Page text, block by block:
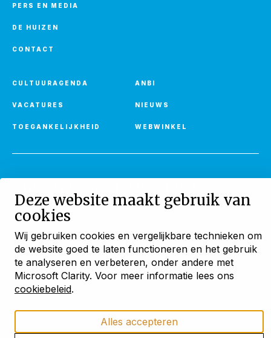
Deze website maakt gebruik van
cookies
Wij gebruiken cookies en vergelijkbare technieken om
de website goed te laten functioneren en het gebruik
te analyseren en verbeteren, onder andere met
Microsoft Clarity. Voor meer informatie lees ons
cookiebeleid.
Alles accepteren
PERS EN MEDIA
DE HUIZEN
CONTACT
CULTUURAGENDA
VACATURES
TOEGANKELIJKHEID
ANBI
NIEUWS
WEBWINKEL
Met verhalen, activiteiten en huuraanbod
AANMELDEN
Cookies Privacyverklaring
Blijf ontdekken
met onze maandelijksenieuwsbrief
Activiteiten en openstellingen